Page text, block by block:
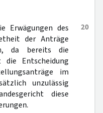
20
Erwägungen des
der Anträge
da bereits die
die Entscheidung
im
unzulässig
diese